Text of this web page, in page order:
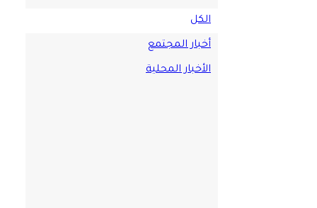
الكل
أخبار المجتمع
الأخبار المحلية